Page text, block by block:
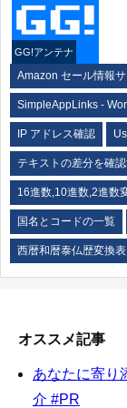
GG!アンテナ
Amazon セール情報サ
SimpleAppLinks -
IP アドレス確認
テキストの差分を確
16進数,10進数,2進数
国名とコードの一覧
西暦和暦泰仏歴変換表
オススメ記事
あなたに寄り
介 #PR